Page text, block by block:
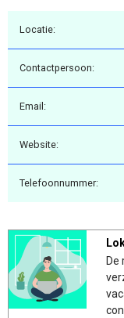
Locatie:
Contactpersoon:
Email:
Website:
Telefoonnummer:
De